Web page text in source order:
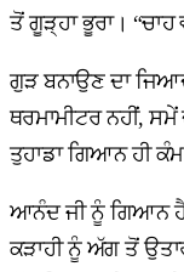
ਤੋਂ ਗੂੜ੍ਹਾ ਭੂਰਾ।
ਗੁੜ ਬਨਾਉਣ ਦਾ
ਥਰਮਾਮੀਟਰ ਨਹੀਂ,
ਤੁਹਾਡਾ ਗਿਆਨ ਹੀ
ਆਨੰਦ ਜੀ ਨੂੰ ਗਿਆਨ ਹੈ
ਕੜਾਹੀ ਨੂੰ ਅੱਗ ਤੋਂ